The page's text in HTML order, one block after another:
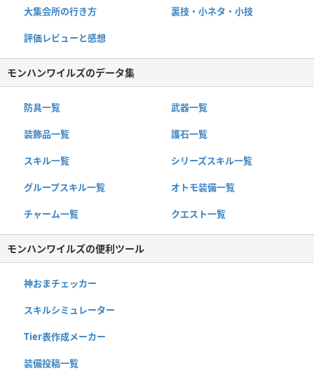
大集会所の行き方 裏技・小ネタ・小技
評価レビューと感想
モンハンワイルズのデータ集
防具一覧 武器一覧
装飾品一覧 護石一覧
スキル一覧 シリーズスキル一覧
グループスキル一覧 オトモ装備一覧
チャーム一覧 クエスト一覧
モンハンワイルズの便利ツール
神おまチェッカー
スキルシミュレーター
Tier表作成メーカー
装備投稿一覧